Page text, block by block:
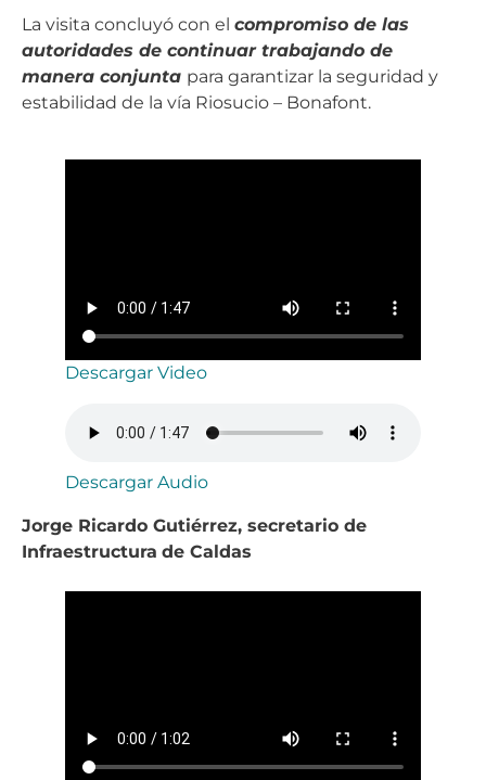
La visita concluyó con el compromiso de las
autoridades de continuar trabajando de
manera conjunta para garantizar la seguridad y
estabilidad de la vía Riosucio – Bonafont.
Descargar Video
Descargar Audio
Jorge Ricardo Gutiérrez, secretario de
Infraestructura de Caldas